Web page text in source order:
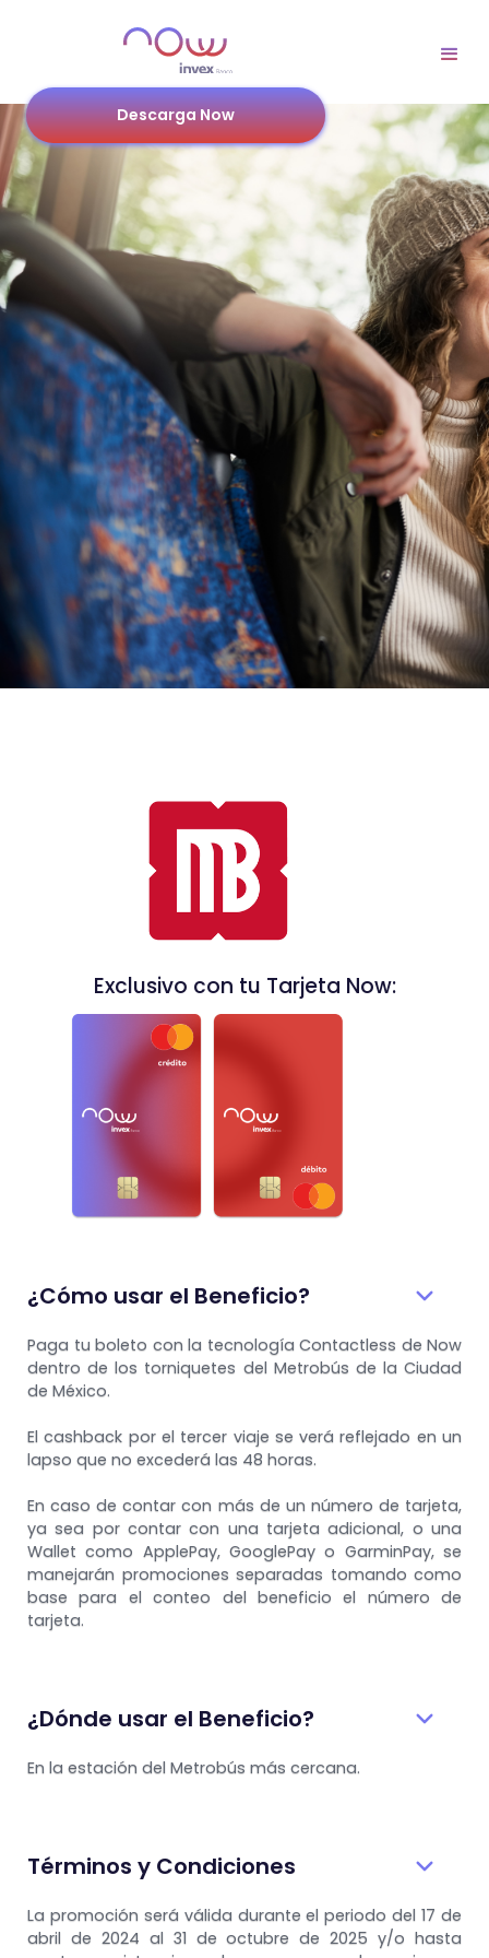
Descarga Now
Por cada 2 viajes, el
tercerova por nuestra
cuenta
Pagando con Now sin contacto en el
torniquete o directo en el autobús.
¿Cómo usar el Beneficio?
Paga tu boleto con la tecnología Contactless de Now
dentro de los torniquetes del Metrobús de la Ciudad
de México.
El cashback por el tercer viaje se verá reflejado en un
lapso que no excederá las 48 horas.
En caso de contar con más de un número de tarjeta,
ya sea por contar con una tarjeta adicional, o una
Wallet como ApplePay, GooglePay o GarminPay, se
manejarán promociones separadas tomando como
base para el conteo del beneficio el número de
tarjeta.
¿Dónde usar el Beneficio?
En la estación del Metrobús más cercana.
Términos y Condiciones
La promoción será válida durante el periodo del 17 de
abril de 2024 al 31 de octubre de 2025 y/o hasta
Exclusivo con tu Tarjeta Now: